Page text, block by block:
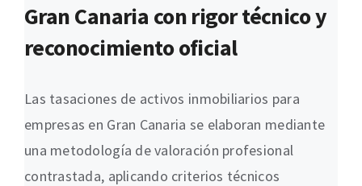
Gran Canaria con rigor técnico y
reconocimiento oficial
Las tasaciones de activos inmobiliarios para
empresas en Gran Canaria se elaboran mediante
una metodología de valoración profesional
contrastada, aplicando criterios técnicos